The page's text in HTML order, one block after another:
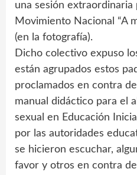
una sesión extraordinaria
Movimiento Nacional “A
(en la fotografía).
Dicho colectivo expuso
están agrupados estos
proclamados en contra
manual didáctico para el
sexual en Educación
por las autoridades
se hicieron escuchar,
favor y otros en contra